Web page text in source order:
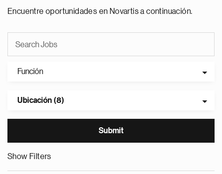
Encuentre oportunidades en Novartis a continuación.
Función
Ubicación (8)
Show Filters